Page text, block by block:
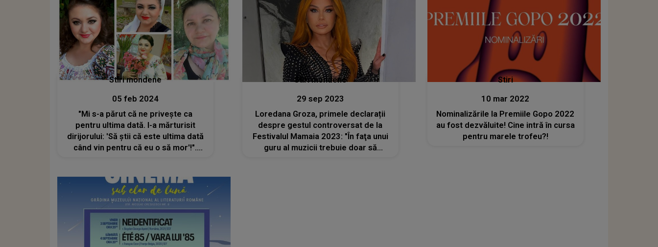
Stiri mondene
05 feb 2024
"Mi s-a părut că ne privește ca
pentru ultima dată. I-a mărturisit
dirijorului: 'Să știi că este ultima dată
când vin pentru că eu o să mor'!".
Olteniei" și-a presimțit moartea
Stiri mondene
29 sep 2023
Loredana Groza, primele declarații
despre gestul controversat de la
Festivalul Mamaia 2023: "În faţa unui
guru al muzicii trebuie doar să
Stiri
10 mar 2022
Nominalizările la Premiile Gopo 2022
au fost dezvăluite! Cine intră în cursa
pentru marele trofeu?!